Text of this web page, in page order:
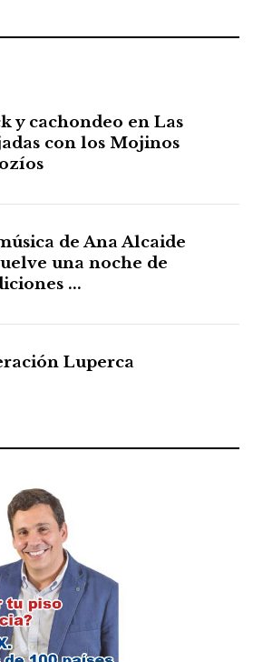
y cachondeo en Las
con los Mojinos
de Ana Alcaide
una noche de
...
Luperca